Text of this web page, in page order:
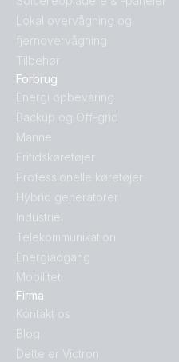
Lokal overvågning og
fjernovervågning
Tilbehør
Forbrug
Energi opbevaring
Backup og Off-grid
Marine
Fritidskøretøjer
Professionelle køretøjer
Hybrid generatorer
Industriel
Telekommunikation
Energiadgang
Mobilitet
Firma
Kontakt os
Blog
Dette er Victron